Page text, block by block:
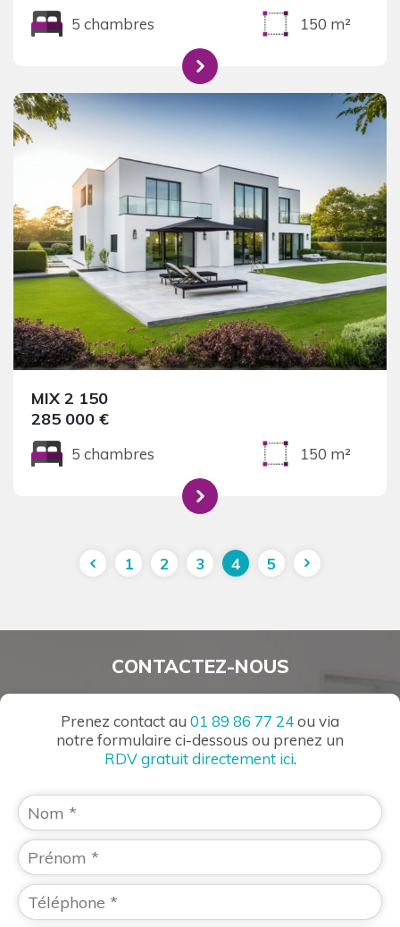
5 chambres 150 m²
MIX 2 150
285 000 €
5 chambres 150 m²
1 2 3 4 5
CONTACTEZ-NOUS
Prenez contact au 01 89 86 77 24ou via
notre formulaire ci-dessous ou prenez un
RDV gratuit directement ici.